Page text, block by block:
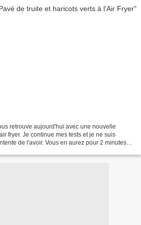
retrouve aujourd'hui avec une nouvelle
fryer. Je continue mes tests et je ne suis
de l'avoir. Vous en aurez pour 2 minutes